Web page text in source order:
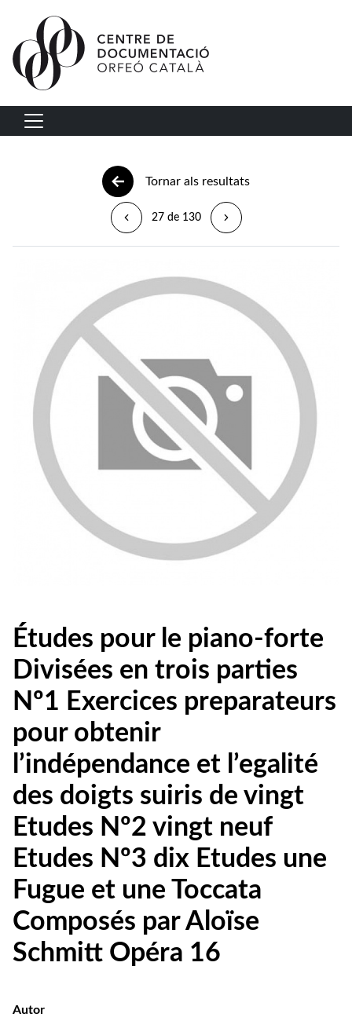
Vés al contingut
Navegació principal
Tornar als resultats
27 de 130
Études pour le piano-forte
Divisées en trois parties
Nº1 Exercices preparateurs
pour obtenir
l’indépendance et l’egalité
des doigts suiris de vingt
Etudes Nº2 vingt neuf
Etudes Nº3 dix Etudes une
Fugue et une Toccata
Composés par Aloïse
Schmitt Opéra 16
Autor